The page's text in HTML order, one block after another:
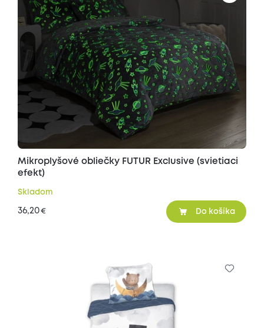
Mikroplyšové obliečky FUTUR Exclusive (svietiaci
efekt)
Skladom
36,20€ Do košíka